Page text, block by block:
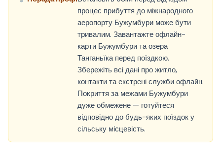
процес прибуття до міжнародного
аеропорту Бужумбури може бути
тривалим. Завантажте офлайн-
карти Бужумбури та озера
Танганьїка перед поїздкою.
Збережіть всі дані про житло,
контакти та екстрені служби офлайн.
Покриття за межами Бужумбури
дуже обмежене — готуйтеся
відповідно до будь-яких поїздок у
сільську місцевість.